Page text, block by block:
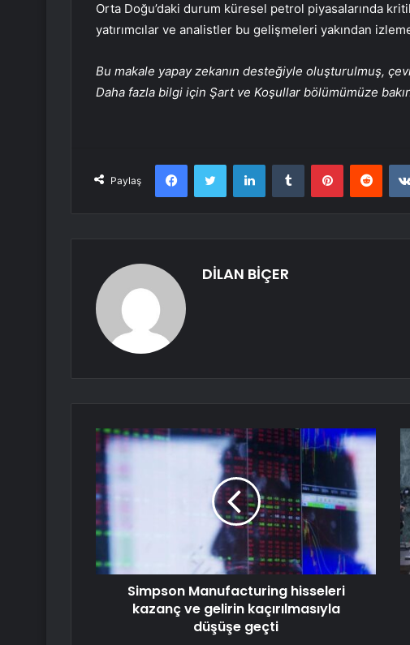
Orta Doğu’daki durum küresel petrol piyasalarında
yatırımcılar ve analistler bu gelişmeleri yakından
Bu makale yapay zekanın desteğiyle oluşturulmuş,
Daha fazla bilgi için Şart ve Koşullar bölümümüze
Paylaş
FacebookTwitter LinkedInTumblr Pinterest
DİLAN BİÇER
Simpson Manufacturing hisseleri
kazanç ve gelirin kaçırılmasıyla
düşüşe geçti